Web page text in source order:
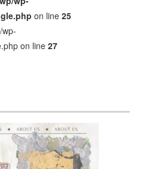
on line25
on line27